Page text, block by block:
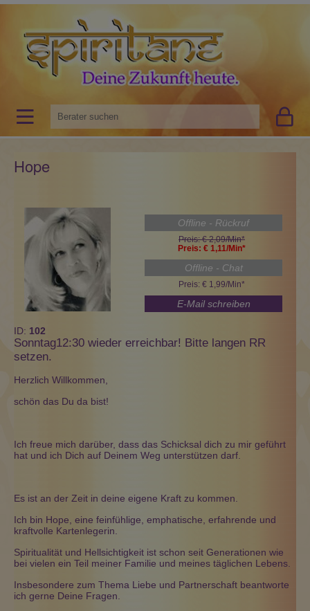
Hope
Offline - Rückruf
Preis: € 2,09/Min*
Preis: € 1,11/Min*
Offline - Chat
Preis: € 1,99/Min*
E-Mail schreiben
ID: 102
Sonntag12:30 wieder erreichbar! Bitte langen RR
setzen.
Herzlich Willkommen,
schön das Du da bist!
Ich freue mich darüber, dass das Schicksal dich zu mir geführt
hat und ich Dich auf Deinem Weg unterstützen darf.
Es ist an der Zeit in deine eigene Kraft zu kommen.
Ich bin Hope, eine feinfühlige, emphatische, erfahrende und
kraftvolle Kartenlegerin.
Spiritualität und Hellsichtigkeit ist schon seit Generationen wie
bei vielen ein Teil meiner Familie und meines täglichen Lebens.
Insbesondere zum Thema Liebe und Partnerschaft beantworte
ich gerne Deine Fragen.